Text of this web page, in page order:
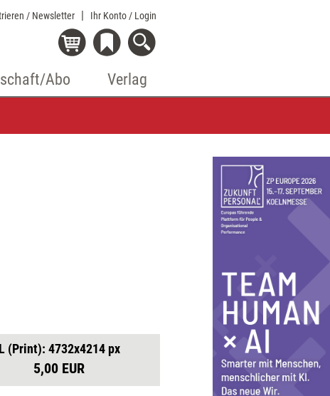
/ Newsletter Ihr Konto / Login
Abo Verlag
L (Print): 4732x4214 px
5,00 EUR